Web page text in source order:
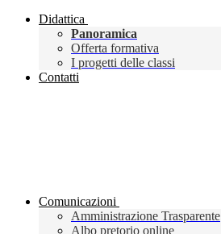
Didattica
Panoramica
Offerta formativa
I progetti delle classi
Contatti
Comunicazioni
Amministrazione Trasparente
Albo pretorio online